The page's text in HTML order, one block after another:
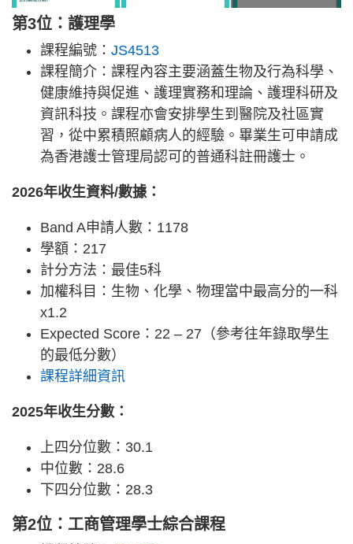
第3位：護理學
課程編號： JS4513
課程簡介：課程內容主要涵蓋生物及行為科學、
健康維持與促進、護理實務和理論、護理科研及
資訊科技。課程亦會安排學生到醫院及社區實
習，從中累積照顧病人的經驗。畢業生可申請成
為香港護士管理局認可的普通科註冊護士。
2026年收生資料/數據：
Band A申請人數：1178
學額：217
計分方法：最佳5科
加權科目：生物、化學、物理當中最高分的一科
x1.2
Expected Score：22 – 27（參考往年錄取學生
的最低分數）
課程詳細資訊
2025年收生分數：
上四分位數：30.1
中位數：28.6
下四分位數：28.3
第2位：工商管理學士綜合課程